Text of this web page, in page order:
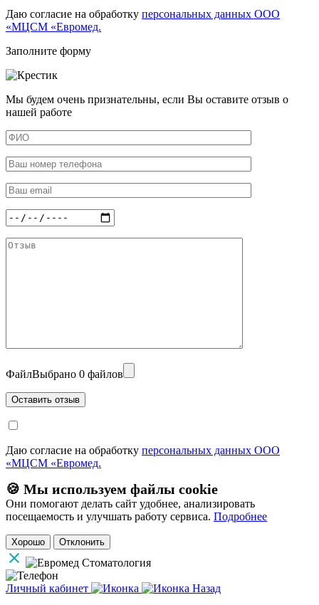
Даю согласие на обработку персональных данных ООО
«МЦСМ «Евромед.
Заполните форму
Мы будем очень признательны, если Вы оставите отзыв о
нашей работе
ФайлВыбрано 0 файлов
Даю согласие на обработку персональных данных ООО
«МЦСМ «Евромед.
🍪 Мы используем файлы cookie
Они помогают делать сайт удобнее, анализировать
посещаемость и улучшать работу сервиса. Подробнее
Хорошо Отклонить
Личный кабинет
Назад